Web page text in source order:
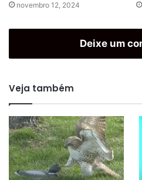
novembro 12, 2024
Deixe um
Veja também